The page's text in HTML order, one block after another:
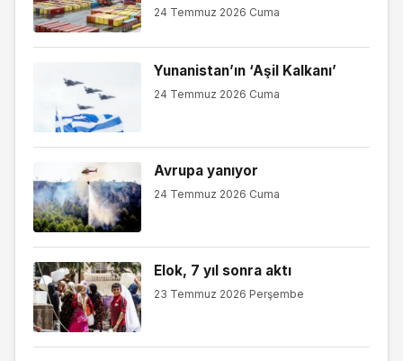
24 Temmuz 2026 Cuma
Yunanistan’ın ‘Aşil Kalkanı’
24 Temmuz 2026 Cuma
Avrupa yanıyor
24 Temmuz 2026 Cuma
Elok, 7 yıl sonra aktı
23 Temmuz 2026 Perşembe